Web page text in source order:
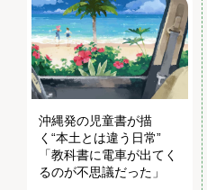
沖縄発の児童書が描
く“本土とは違う日常”
「教科書に電車が出てく
るのが不思議だった」